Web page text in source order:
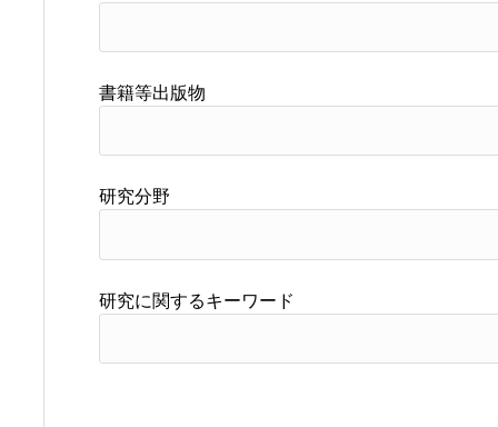
書籍等出版物
研究分野
研究に関するキーワード